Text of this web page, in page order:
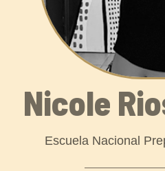
Nicole
Escuela Nacional